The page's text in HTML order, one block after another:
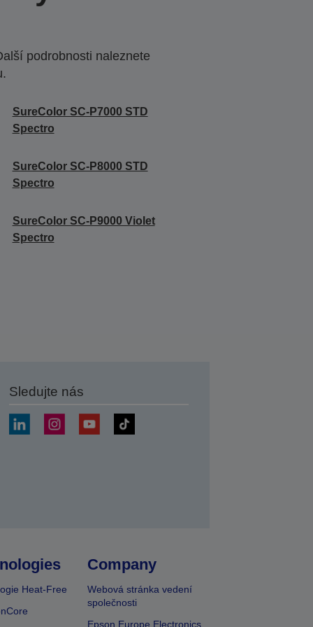
podrobnosti naleznete
SureColor SC-P7000 STD
Spectro
SureColor SC-P8000 STD
Spectro
SureColor SC-P9000 Violet
Spectro
Sledujte nás
Heat-Free
Company
Webová stránka vedení
společnosti
Epson Europe Electronics